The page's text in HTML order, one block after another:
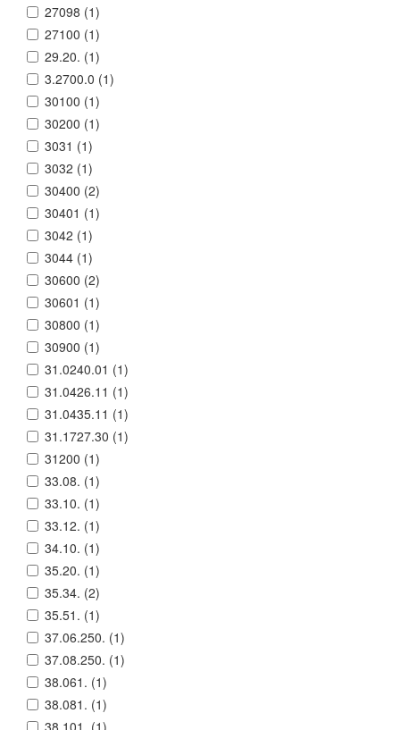
27098 (1)
27100 (1)
29.20. (1)
3.2700.0 (1)
30100 (1)
30200 (1)
3031 (1)
3032 (1)
30400 (2)
30401 (1)
3042 (1)
3044 (1)
30600 (2)
30601 (1)
30800 (1)
30900 (1)
31.0240.01 (1)
31.0426.11 (1)
31.0435.11 (1)
31.1727.30 (1)
31200 (1)
33.08. (1)
33.10. (1)
33.12. (1)
34.10. (1)
35.20. (1)
35.34. (2)
35.51. (1)
37.06.250. (1)
37.08.250. (1)
38.061. (1)
38.081. (1)